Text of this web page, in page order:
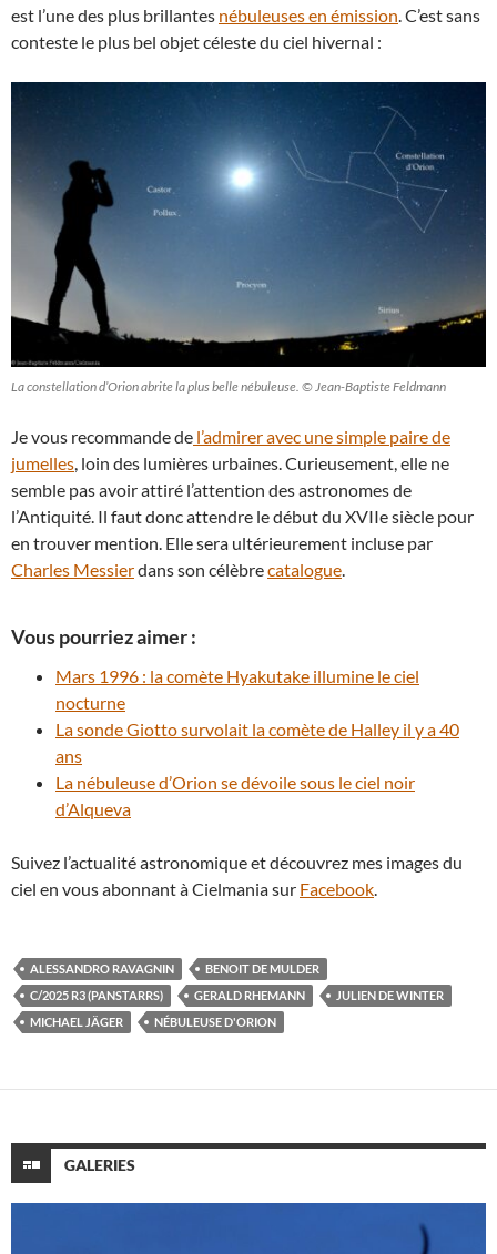
est l’une des plus brillantes nébuleuses en émission . C’est sans
conteste le plus bel objet céleste du ciel hivernal :
La constellation d’Orion abrite la plus belle nébuleuse. © Jean-Baptiste Feldmann
Je vous recommande de l’admirer avec une simple paire de
jumelles , loin des lumières urbaines. Curieusement, elle ne
semble pas avoir attiré l’attention des astronomes de
l’Antiquité. Il faut donc attendre le début du XVIIe siècle pour
en trouver mention. Elle sera ultérieurement incluse par
Charles Messierdans son célèbrecatalogue
Vous pourriez aimer :
Mars 1996 : la comète Hyakutake illumine le ciel
nocturne
La sonde Giotto survolait la comète de Halley il y a 40
ans
La nébuleuse d’Orion se dévoile sous le ciel noir
d’Alqueva
Suivez l’actualité astronomique et découvrez mes images du
ciel en vous abonnant à Cielmania sur Facebook
ALESSANDRO RAVAGNIN
BENOIT DE MULDER
C/2025 R3 (PANSTARRS)
GERALD RHEMANN
JULIEN DE WINTER
MICHAEL JÄGER
NÉBULEUSE D'ORION
GALERIES